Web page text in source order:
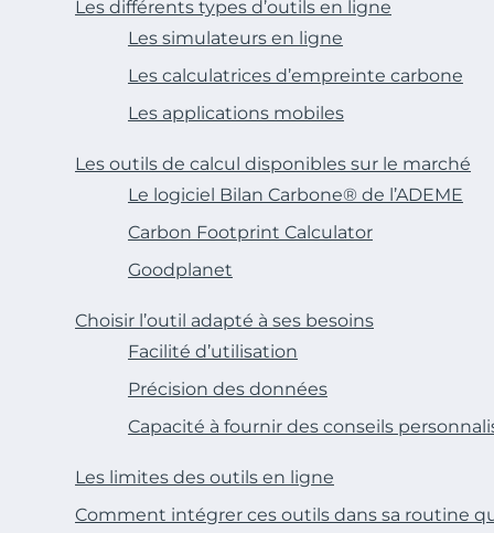
Les différents types d’outils en ligne
Les simulateurs en ligne
Les calculatrices d’empreinte carbone
Les applications mobiles
Les outils de calcul disponibles sur le marché
Le logiciel Bilan Carbone® de l’ADEME
Carbon Footprint Calculator
Goodplanet
Choisir l’outil adapté à ses besoins
Facilité d’utilisation
Précision des données
Capacité à fournir des conseils
Les limites des outils en ligne
Comment intégrer ces outils dans sa routine